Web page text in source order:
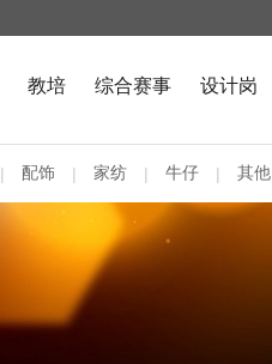
教培 综合赛事 设计岗
| 配饰 | 家纺 | 牛仔 | 其他